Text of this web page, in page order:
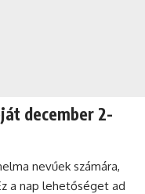
december 2-
nevűek számára,
a nap lehetőséget ad